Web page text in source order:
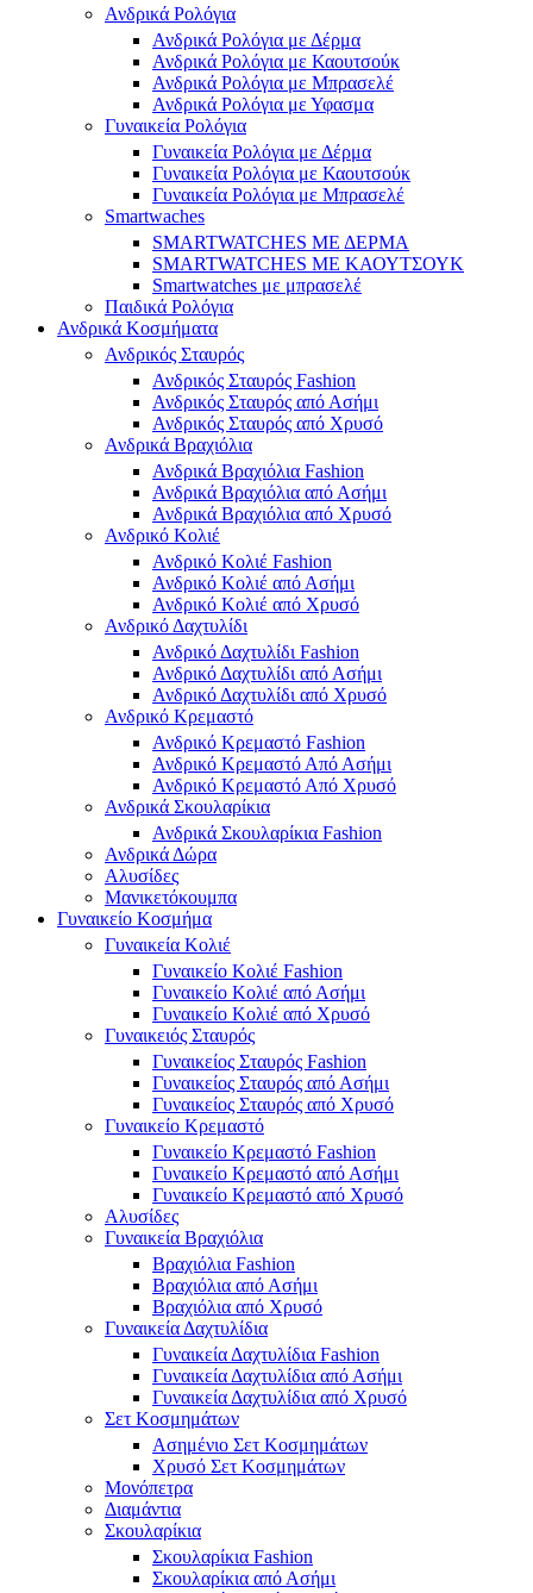
Ανδρικά Ρολόγια
Ανδρικά Ρολόγια με Δέρμα
Ανδρικά Ρολόγια με Καουτσούκ
Ανδρικά Ρολόγια με Μπρασελέ
Ανδρικά Ρολόγια με Υφασμα
Γυναικεία Ρολόγια
Γυναικεία Ρολόγια με Δέρμα
Γυναικεία Ρολόγια με Καουτσούκ
Γυναικεία Ρολόγια με Μπρασελέ
Smartwaches
SMARTWATCHES ΜΕ ΔΕΡΜΑ
SMARTWATCHES ΜΕ ΚΑΟΥΤΣΟΥΚ
Smartwatches με μπρασελέ
Παιδικά Ρολόγια
Ανδρικά Κοσμήματα
Ανδρικός Σταυρός
Ανδρικός Σταυρός Fashion
Ανδρικός Σταυρός από Ασήμι
Ανδρικός Σταυρός από Χρυσό
Ανδρικά Βραχιόλια
Ανδρικά Βραχιόλια Fashion
Ανδρικά Βραχιόλια από Ασήμι
Ανδρικά Βραχιόλια από Χρυσό
Ανδρικό Κολιέ
Ανδρικό Κολιέ Fashion
Ανδρικό Κολιέ από Ασήμι
Ανδρικό Κολιέ από Χρυσό
Ανδρικό Δαχτυλίδι
Ανδρικό Δαχτυλίδι Fashion
Ανδρικό Δαχτυλίδι από Ασήμι
Ανδρικό Δαχτυλίδι από Χρυσό
Ανδρικό Κρεμαστό
Ανδρικό Κρεμαστό Fashion
Ανδρικό Κρεμαστό Από Ασήμι
Ανδρικό Κρεμαστό Από Χρυσό
Ανδρικά Σκουλαρίκια
Ανδρικά Σκουλαρίκια Fashion
Ανδρικά Δώρα
Αλυσίδες
Μανικετόκουμπα
Γυναικείο Κοσμήμα
Γυναικεία Κολιέ
Γυναικείο Κολιέ Fashion
Γυναικείο Κολιέ από Ασήμι
Γυναικείο Κολιέ από Χρυσό
Γυναικειός Σταυρός
Γυναικείος Σταυρός Fashion
Γυναικείος Σταυρός από Ασήμι
Γυναικείος Σταυρός από Χρυσό
Γυναικείο Κρεμαστό
Γυναικείο Κρεμαστό Fashion
Γυναικείο Κρεμαστό από Ασήμι
Γυναικείο Κρεμαστό από Χρυσό
Αλυσίδες
Γυναικεία Βραχιόλια
Βραχιόλια Fashion
Βραχιόλια από Ασήμι
Βραχιόλια από Χρυσό
Γυναικεία Δαχτυλίδια
Γυναικεία Δαχτυλίδια Fashion
Γυναικεία Δαχτυλίδια από Ασήμι
Γυναικεία Δαχτυλίδια από Χρυσό
Σετ Κοσμημάτων
Ασημένιο Σετ Κοσμημάτων
Χρυσό Σετ Κοσμημάτων
Μονόπετρα
Διαμάντια
Σκουλαρίκια
Σκουλαρίκια Fashion
Σκουλαρίκια από Ασήμι